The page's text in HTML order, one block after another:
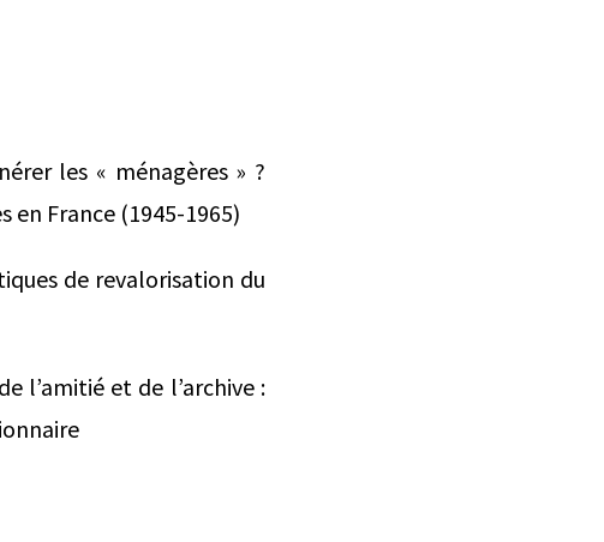
les « ménagères » ?
France (1945-1965)
de revalorisation du
l’amitié et de l’archive :